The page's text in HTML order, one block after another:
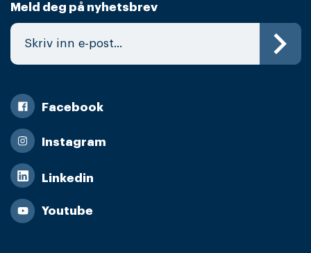
Meld deg på nyhetsbrev
Facebook
Instagram
Linkedin
Youtube